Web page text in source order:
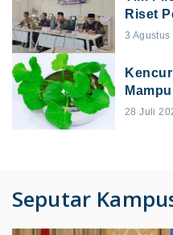
Riset
3
Mata
28 Juli
Seputar